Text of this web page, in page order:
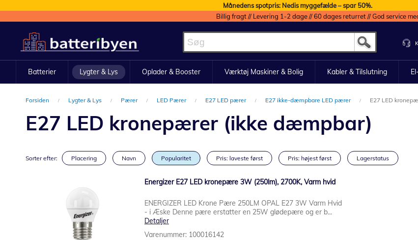
Månedens spotpris: Nedis myggefælde – spar 50%.
Billig fragt // Levering 1-2 dage // 60 dages returret // God service
to
Content
Batterier Lygter & Lys Oplader & Booster Værktøj Maskiner & Bolig Kabler & Tilslutning
Forsiden Lygter & Lys Pærer LED Pærer E27 LED pærer E27 ikke-dæmpbare LED pærer E27 LED
E27 LED kronepærer (ikke dæmpbar)
Sorter efter: Placering Navn Popularitet Pris: laveste først Pris: højest først Lagerstatus
Energizer E27 LED kronepære 3W (250lm), 2700K, Varm hvid
ENERGIZER LED Krone Pære 250LM OPAL E27 3W Varm Hvid
- i Æske Denne pære erstatter en 25W glødepære og er b...
Detaljer
Varenummer: 100016142